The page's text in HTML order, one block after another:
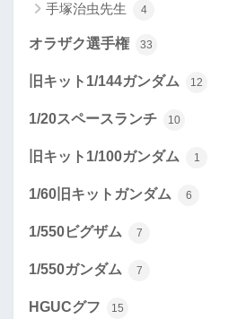
手塚治虫先生 4
オラザク選手権 33
旧キット1/144ガンダム 12
1/20スペースランチ 10
旧キット1/100ガンダム 1
1/60旧キットガンダム 6
1/550ビグザム 7
1/550ガンダム 7
HGUCグフ 15